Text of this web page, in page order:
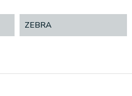
ZEBRA